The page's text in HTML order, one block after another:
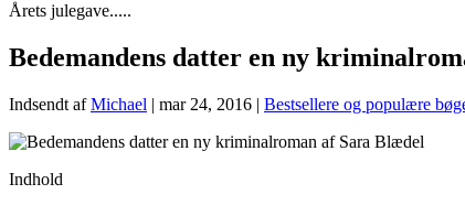
Årets julegave.....
Bedemandens datter en ny
Indsendt afMichael | mar 24, 2016 | Bestsellere og populære
Indhold